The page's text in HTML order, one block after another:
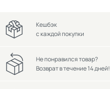
Кешбэк
с каждой покупки
Не понравился товар?
Возврат в течение 14 дней!